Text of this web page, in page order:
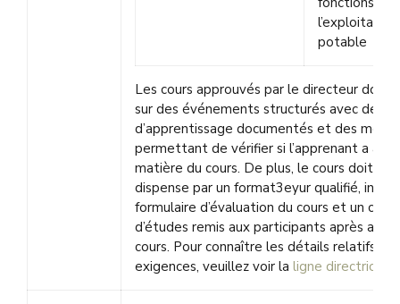
l’exploitant
potable
Les cours approuvés par le directeur
sur des événements structurés avec des
d’apprentissage documentés et des
permettant de vérifier si l’apprenant a
matière du cours. De plus, le cours doit
dispense par un format3eyur qualifié,
formulaire d’évaluation du cours et un
d’études remis aux participants après
cours. Pour connaître les détails relatifs à
exigences, veuillez voir la ligne directrice